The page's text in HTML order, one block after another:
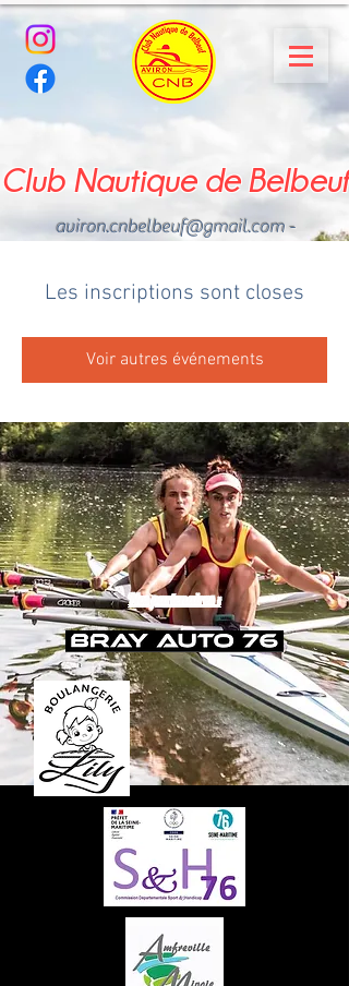
Club Nautique de Belbeuf
aviron.cnbelbeuf@gmail.com-
Les inscriptions sont closes
Voir autres événements
Nos partenaires :